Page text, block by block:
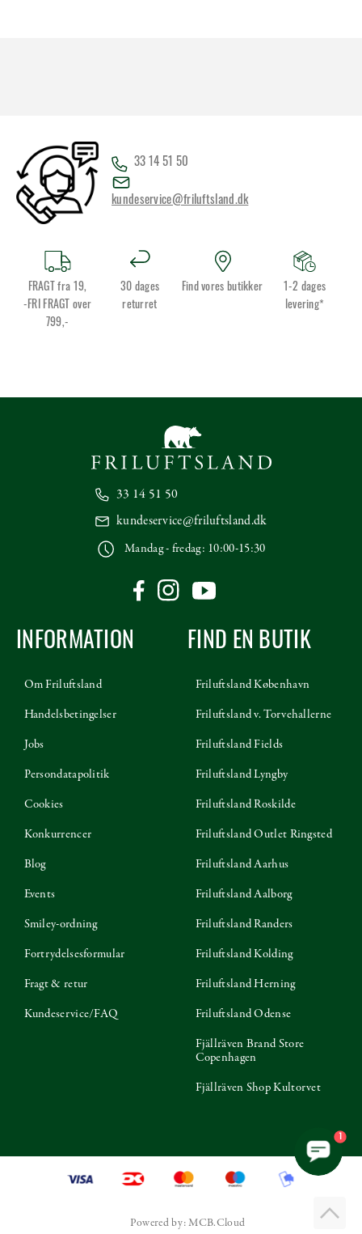
33 14 51 50
kundeservice@friluftsland.dk
FRAGT fra 19,
-FRI FRAGT over
799,-
30 dages
returret
Find vores butikker
1-2 dages
levering*
33 14 51 50
kundeservice@friluftsland.dk
Mandag - fredag: 10:00-15:30
INFORMATION
Om Friluftsland
Handelsbetingelser
Jobs
Persondatapolitik
Cookies
Konkurrencer
Blog
Events
Smiley-ordning
Fortrydelsesformular
Fragt & retur
Kundeservice/FAQ
FIND EN BUTIK
Friluftsland København
Friluftsland v. Torvehallerne
Friluftsland Fields
Friluftsland Lyngby
Friluftsland Roskilde
Friluftsland Outlet Ringsted
Friluftsland Aarhus
Friluftsland Aalborg
Friluftsland Randers
Friluftsland Kolding
Friluftsland Herning
Friluftsland Odense
Fjällräven Brand Store
Copenhagen
Fjällräven Shop Kultorvet
Powered by: MCB.Cloud
1